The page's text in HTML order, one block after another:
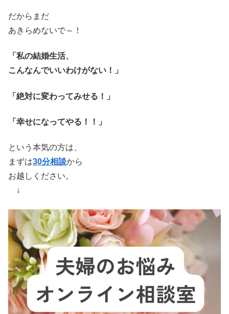
だからまだ
あきらめないで～！
「私の結婚生活、
こんなんでいいわけがない！」
「絶対に変わってみせる！」
「幸せになってやる！！」
という本気の方は、
まずは30分相談から
お越しください。
↓